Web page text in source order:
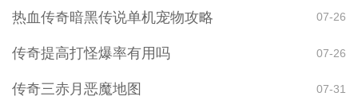
热血传奇暗黑传说单机宠物攻略 07-26
传奇提高打怪爆率有用吗 07-26
传奇三赤月恶魔地图 07-31